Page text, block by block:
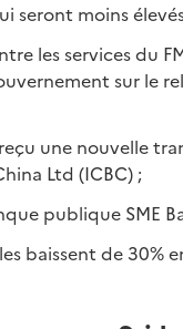
seront moins
les services du
sur le
une nouvelle
Ltd (ICBC) ;
publique SME
baissent de 30%